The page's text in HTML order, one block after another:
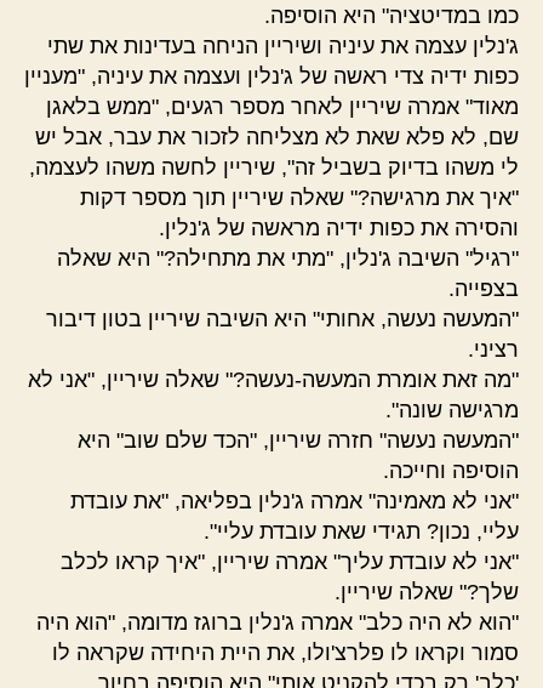
כמו במדיטציה" היא הוסיפה.
ג'נלין עצמה את עיניה ושיריין הניחה בעדינות את שתי
כפות ידיה צדי ראשה של ג'נלין ועצמה את עיניה, "מעניין
מאוד" אמרה שיריין לאחר מספר רגעים, "ממש בלאגן
שם, לא פלא שאת לא מצליחה לזכור את עבר, אבל יש
לי משהו בדיוק בשביל זה", שיריין לחשה משהו לעצמה,
"איך את מרגישה?" שאלה שיריין תוך מספר דקות
והסירה את כפות ידיה מראשה של ג'נלין.
"רגיל" השיבה ג'נלין, "מתי את מתחילה?" היא שאלה
בצפייה.
"המעשה נעשה, אחותי" היא השיבה שיריין בטון דיבור
רציני.
"מה זאת אומרת המעשה-נעשה?" שאלה שיריין, "אני לא
מרגישה שונה".
"המעשה נעשה" חזרה שיריין, "הכד שלם שוב" היא
הוסיפה וחייכה.
"אני לא מאמינה" אמרה ג'נלין בפליאה, "את עובדת
עליי, נכון? תגידי שאת עובדת עליי".
"אני לא עובדת עליך" אמרה שיריין, "איך קראו לכלב
שלך?" שאלה שיריין.
"הוא לא היה כלב" אמרה ג'נלין ברוגז מדומה, "הוא היה
סמור וקראו לו פלרצ'ולו, את היית היחידה שקראה לו
'כלב' רק בכדי להקניט אותי" היא הוסיפה בחיוך.